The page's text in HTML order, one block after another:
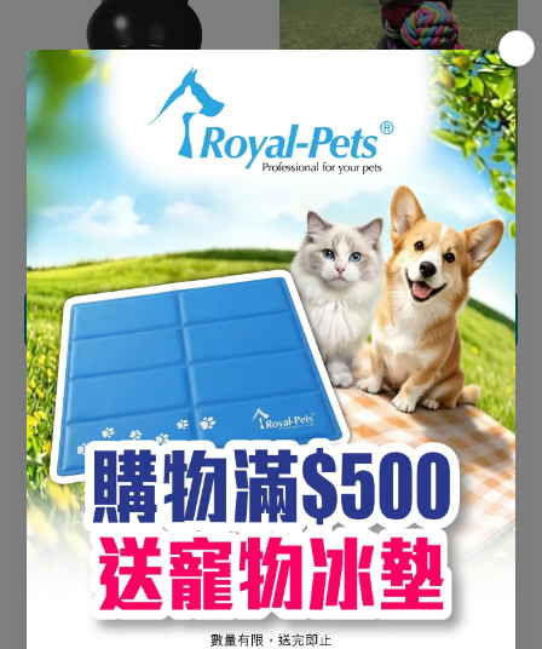
Kong 黑色葫蘆漏食狗玩具
（中）#K2
HK$154.00
添加到購物車
Kong 烏巴發聲狗玩具（特
大）WVX - 粉紅色
HK$178.00
添加到購物車